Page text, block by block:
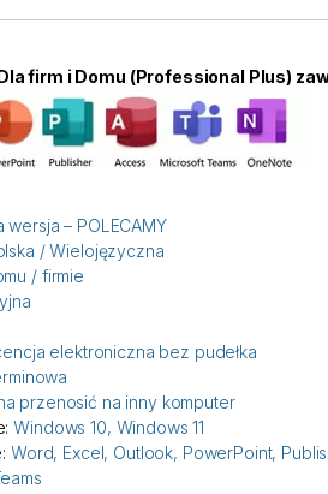
firm i Domu (Professional Plus)
wersja – POLECAMY
/ Wielojęzyczna
/ firmie
elektroniczna bez pudełka
przenosić na inny komputer
Windows 10, Windows 11
Word, Excel, Outlook, PowerPoint,